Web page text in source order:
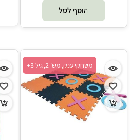
הוסף לסל
משחקי ענק, מש' 2, גיל 3+